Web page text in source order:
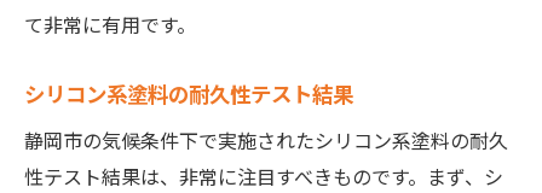
て非常に有用です。
シリコン系塗料の耐久性テスト結果
静岡市の気候条件下で実施されたシリコン系塗料の耐久
性テスト結果は、非常に注目すべきものです。まず、シ